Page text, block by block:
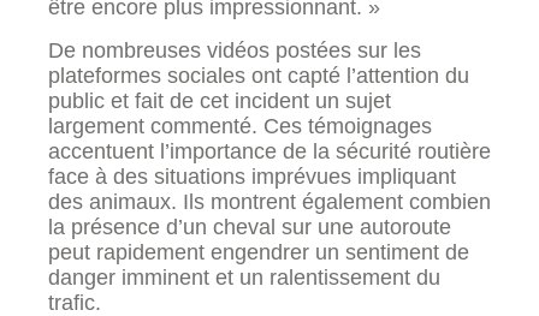
être encore plus impressionnant. »
De nombreuses vidéos postées sur les
plateformes sociales ont capté l’attention du
public et fait de cet incident un sujet
largement commenté. Ces témoignages
accentuent l’importance de la sécurité routière
face à des situations imprévues impliquant
des animaux. Ils montrent également combien
la présence d’un cheval sur une autoroute
peut rapidement engendrer un sentiment de
danger imminent et un ralentissement du
trafic.